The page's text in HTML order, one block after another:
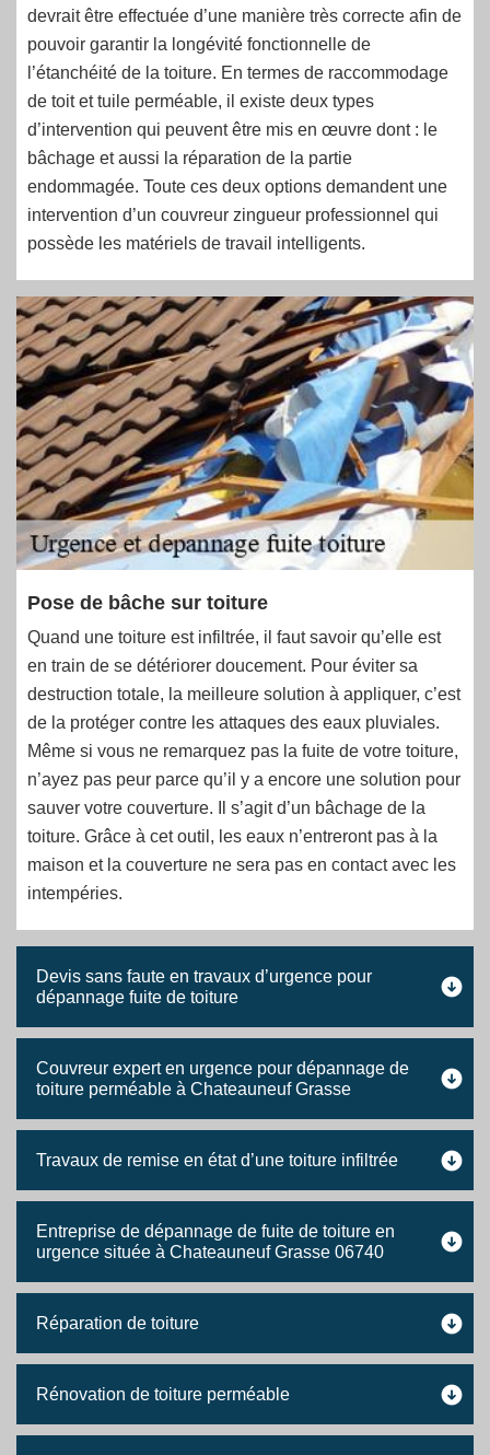
devrait être effectuée d’une manière très correcte afin de
pouvoir garantir la longévité fonctionnelle de
l’étanchéité de la toiture. En termes de raccommodage
de toit et tuile perméable, il existe deux types
d’intervention qui peuvent être mis en œuvre dont : le
bâchage et aussi la réparation de la partie
endommagée. Toute ces deux options demandent une
intervention d’un couvreur zingueur professionnel qui
possède les matériels de travail intelligents.
Pose de bâche sur toiture
Quand une toiture est infiltrée, il faut savoir qu’elle est
en train de se détériorer doucement. Pour éviter sa
destruction totale, la meilleure solution à appliquer, c’est
de la protéger contre les attaques des eaux pluviales.
Même si vous ne remarquez pas la fuite de votre toiture,
n’ayez pas peur parce qu’il y a encore une solution pour
sauver votre couverture. Il s’agit d’un bâchage de la
toiture. Grâce à cet outil, les eaux n’entreront pas à la
maison et la couverture ne sera pas en contact avec les
intempéries.
Devis sans faute en travaux d’urgence pour
dépannage fuite de toiture
Couvreur expert en urgence pour dépannage de
toiture perméable à Chateauneuf Grasse
Travaux de remise en état d’une toiture infiltrée
Entreprise de dépannage de fuite de toiture en
urgence située à Chateauneuf Grasse 06740
Réparation de toiture
Rénovation de toiture perméable